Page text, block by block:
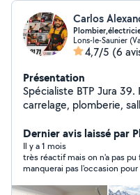
Lons-le-Saunier
4,7/5 (6
Présentation
Spécialiste BTP Jura
carrelage, plomberie,
l'installation
Climatisation
pour votre confort." Je
de Lons-le-Saunier
contactez par téléphone
Dernier avis laissé par
Il y a 1 mois
très réactif mais on n'a pas
manquerai pas l'occasion